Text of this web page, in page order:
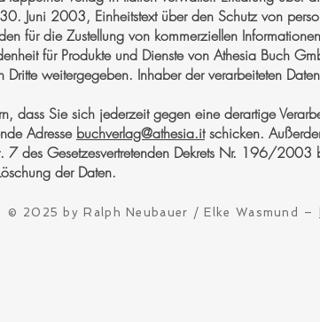
Juni 2003, Einheitstext über den Schutz von
für die Zustellung von kommerziellen
für Produkte und Dienste von Athesia Buch
Dritte weitergegeben. Inhaber der verarbeiteten
dass Sie sich jederzeit gegen eine derartige
Adresse buchverlag@athesia.itschicken.
7 des Gesetzesvertretenden Dekrets Nr. 196/2003
der Daten.
© 2025 by Ralph Neubauer / Elke Wasmund –